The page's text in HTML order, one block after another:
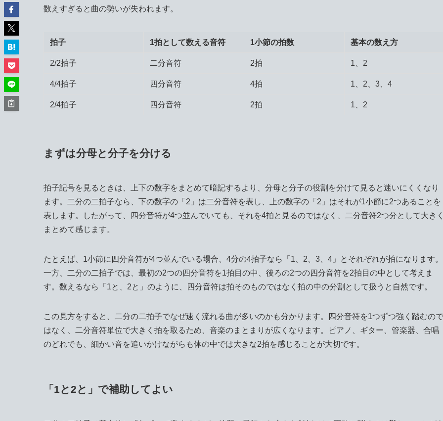
数えすぎると曲の勢いが失われます。
拍子 1拍として数える音符 1小節の拍数 基本の数え方
2/2拍子 二分音符 2拍 1、2
4/4拍子 四分音符 4拍 1、2、3、4
2/4拍子 四分音符 2拍 1、2
まずは分母と分子を分ける
拍子記号を見るときは、上下の数字をまとめて暗記するより、分母と分子の役割を分けて見ると迷いにくくなり
ます。二分の二拍子なら、下の数字の「2」は二分音符を表し、上の数字の「2」はそれが1小節に2つあることを
表します。したがって、四分音符が4つ並んでいても、それを4拍と見るのではなく、二分音符2つ分として大き
まとめて感じます。
たとえば、1小節に四分音符が4つ並んでいる場合、4分の4拍子なら「1、2、3、4」とそれぞれが拍になります。
一方、二分の二拍子では、最初の2つの四分音符を1拍目の中、後ろの2つの四分音符を2拍目の中として考えま
す。数えるなら「1と、2と」のように、四分音符は拍そのものではなく拍の中の分割として扱うと自然です。
この見方をすると、二分の二拍子でなぜ速く流れる曲が多いのかも分かります。四分音符を1つずつ強く踏むので
はなく、二分音符単位で大きく拍を取るため、音楽のまとまりが広くなります。ピアノ、ギター、管楽器、合唱
のどれでも、細かい音を追いかけながらも体の中では大きな2拍を感じることが大切です。
「1と2と」で補助してよい